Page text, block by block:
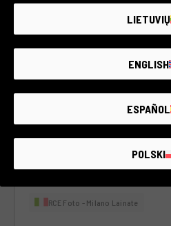
Cod. 008DREPN0000429825
Pentax
2 anni di garanzia
Pari al nuovo
RCE Foto - Milano Lainate
LIETUVIŲ
ENGLISH
ESPAÑOL
POLSKI